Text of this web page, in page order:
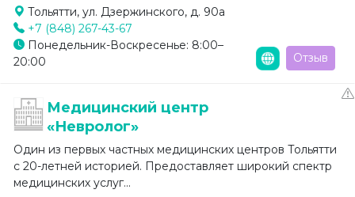
Тольятти, ул. Дзержинского, д. 90а
+7 (848) 267-43-67
Понедельник-Воскресенье: 8:00–
20:00
Отзыв
Медицинский центр
«Невролог»
Один из первых частных медицинских центров Тольятти
с 20-летней историей. Предоставляет широкий спектр
медицинских услуг...